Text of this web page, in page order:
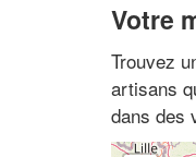
Votre
Trouvez
artisans
dans des